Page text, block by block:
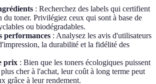
: Recherchez des labels qui certifient
du toner. Privilégiez ceux qui sont à base de
ou biodégradables.
performances : Analysez les avis d'utilisateurs
la durabilité et la fidélité des
prix : Bien que les toners écologiques puissent
cher à l'achat, leur coût à long terme peut
grâce à leur rendement.